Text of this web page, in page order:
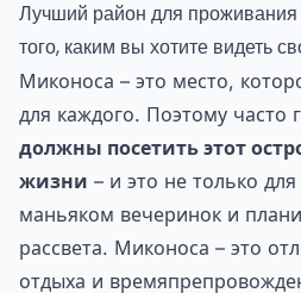
Лучший район для проживания
того, каким вы хотите видеть
Миконоса – это место,
для каждого. Поэтому часто
должны посетить этот
жизни – и это не только для
маньяком вечеринок и
рассвета. Миконоса – это
отдыха и